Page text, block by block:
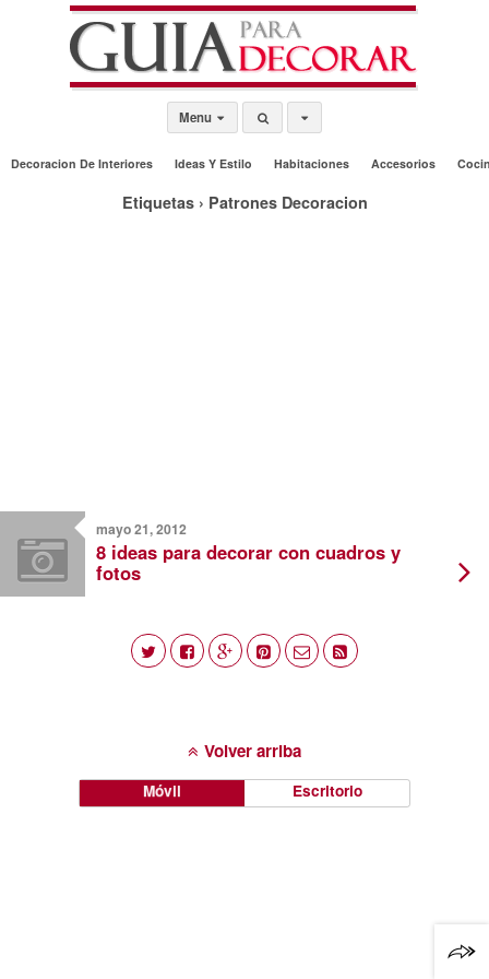
Menu
Decoracion De Interiores Ideas Y Estilo Habitaciones Accesorios
Etiquetas › Patrones Decoracion
mayo 21, 2012
8 ideas para decorar con cuadros y
fotos
Volver arriba
Móvil Escritorio